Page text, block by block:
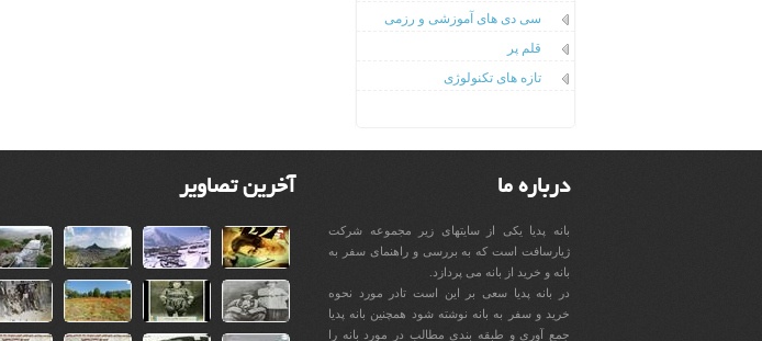
سی دی های آموزشی و رزمی
قلم پر
تازه های تکنولوژی
درباره ما
بانه پدیا یکی از سایتهای زیر مجموعه شرکت
ژیارسافت است که به بررسی و راهنمای سفر به
بانه و خرید از بانه می پردازد.
در بانه پدیا سعی بر این است تادر مورد نحوه
خرید و سفر به بانه نوشته شود همچنین بانه پدیا
جمع آوری و طبقه بندی مطالب در مورد بانه را
آخرین تصاویر